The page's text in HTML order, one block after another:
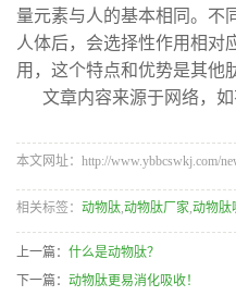
量元素与人的基本相同。不
人体后，会选择性作用相对
用，这个特点和优势是其他
文章内容来源于网络，
本文网址：http://www.ybbcswkj.com/
相关标签： 动物肽 动物肽厂家 动物肽
上一篇： 什么是动物肽？
下一篇： 动物肽更易消化吸收！